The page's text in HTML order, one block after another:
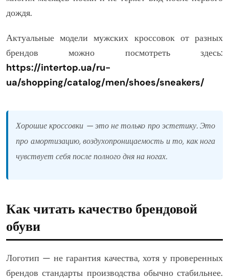
дождя.
Актуальные модели мужских кроссовок от разных
брендов можно посмотреть здесь:
https://intertop.ua/ru-
ua/shopping/catalog/men/shoes/sneakers/
Хорошие кроссовки — это не только про эстетику. Это
про амортизацию, воздухопроницаемость и то, как нога
чувствует себя после полного дня на ногах.
Как читать качество брендовой
обуви
Логотип — не гарантия качества, хотя у проверенных
брендов стандарты производства обычно стабильнее.